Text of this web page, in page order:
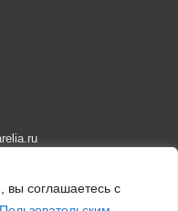
, вы соглашаетесь с